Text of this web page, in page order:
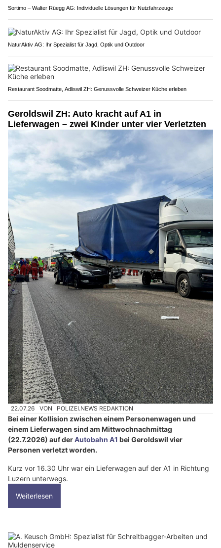
Sortimo – Walter Rüegg AG: Individuelle Lösungen für Nutzfahrzeuge
NaturAktiv AG: Ihr Spezialist für Jagd, Optik und Outdoor
Restaurant Soodmatte, Adliswil ZH: Genussvolle Schweizer Küche erleben
Geroldswil ZH: Auto kracht auf A1 in
Lieferwagen – zwei Kinder unter vier Verletzten
22.07.26 VON POLIZEI.NEWS REDAKTION
Bei einer Kollision zwischen einem Personenwagen und
einem Lieferwagen sind am Mittwochnachmittag
(22.7.2026) auf derAutobahn A1 bei Geroldswil vier
Personen verletzt worden.
Kurz vor 16.30 Uhr war ein Lieferwagen auf der A1 in Richtung
Luzern unterwegs.
Weiterlesen